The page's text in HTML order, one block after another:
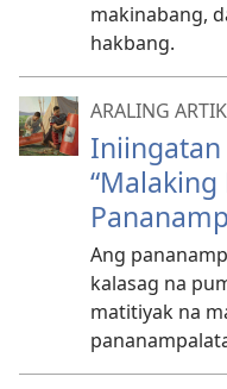
makinabang,
hakbang.
ARALING
“Malaking
Ang
kalasag na
matitiyak na